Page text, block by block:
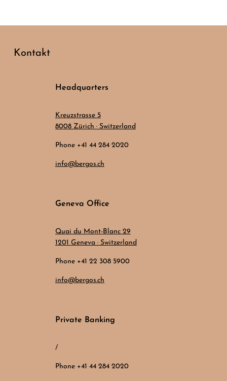
Kontakt
Headquarters
Kreuzstrasse 5
8008 Zürich · Switzerland
Phone +41 44 284 2020
info@bergos.ch
Geneva Office
Quai du Mont-Blanc 29
1201 Geneva · Switzerland
Phone +41 22 308 5900
info@bergos.ch
Private Banking
/
Phone +41 44 284 2020